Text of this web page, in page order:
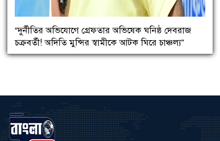
“দুর্নীতির অভিযোগে গ্রেফতার অভিষেক ঘনিষ্ঠ দেবরাজ
চক্রবর্তী! অদিতি মুন্সির স্বামীকে আটক ঘিরে চাঞ্চল্য”